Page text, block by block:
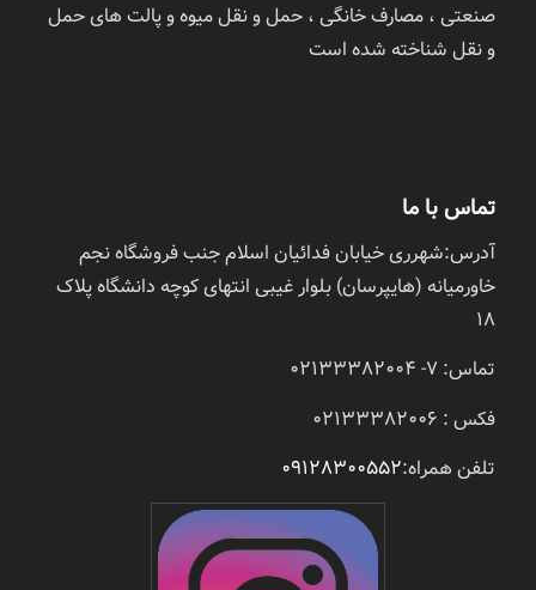
صنعتی ، مصارف خانگی ، حمل و نقل میوه و پالت های حمل
و نقل شناخته شده است
تماس با ما
آدرس:شهرری خیابان فدائیان اسلام جنب فروشگاه نجم
خاورمیانه (هایپرسان) بلوار غیبی انتهای کوچه دانشگاه پلاک
18
تماس: 7- 02133382004
فکس : 02133382006
تلفن همراه:09128300552